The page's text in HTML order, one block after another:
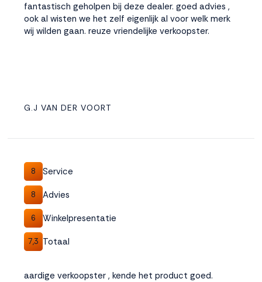
fantastisch geholpen bij deze dealer. goed advies ,
ook al wisten we het zelf eigenlijk al voor welk merk
wij wilden gaan. reuze vriendelijke verkoopster.
G.J VAN DER VOORT
8 Service
8 Advies
6 Winkelpresentatie
7,3 Totaal
aardige verkoopster , kende het product goed.